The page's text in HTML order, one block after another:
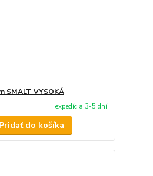
SMALT VYSOKÁ
expedícia 3-5 dní
Pridať do košíka